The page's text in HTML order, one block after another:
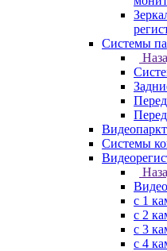
Системы
Системы
с 1
с 2
с 3
с 4